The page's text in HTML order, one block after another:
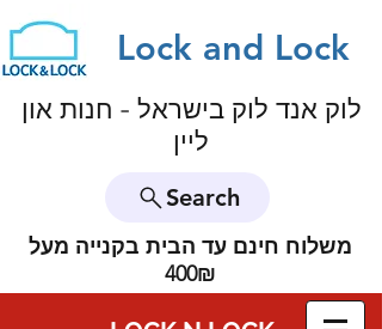
Lock and Lock
לוק אנד לוק בישראל - חנות און
ליין
Search
משלוח חינם עד הבית בקנייה מעל
400₪